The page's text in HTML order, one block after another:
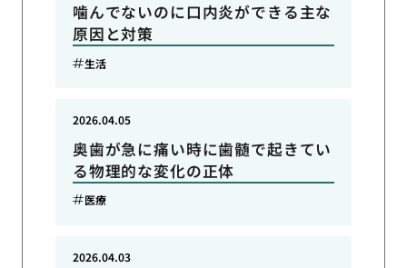
噛んでないのに口内炎ができる主な
原因と対策
生活
奥歯が急に痛い時に歯髄で起きてい
る物理的な変化の正体
2026.04.05
医療
2026.04.03